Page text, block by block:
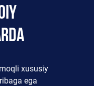
xususiy
ega